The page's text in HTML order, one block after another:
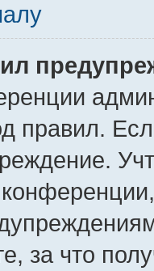
правил.
за что